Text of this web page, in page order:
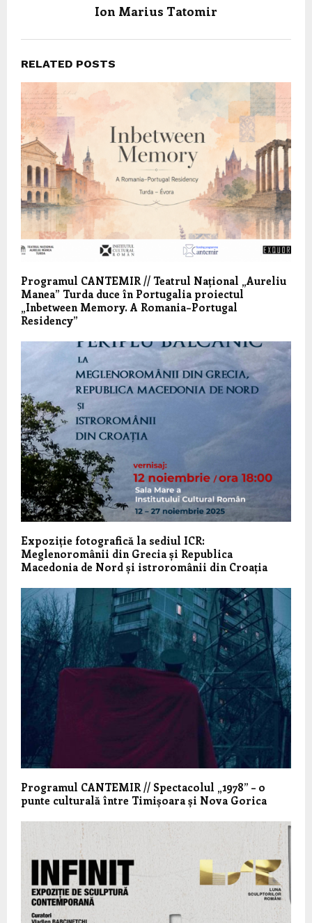
Ion Marius Tatomir
RELATED POSTS
Programul CANTEMIR // Teatrul Național „Aureliu
Manea” Turda duce în Portugalia proiectul
„Inbetween Memory. A Romania–Portugal
Residency”
Expoziție fotografică la sediul ICR:
Meglenoromânii din Grecia și Republica
Macedonia de Nord și istroromânii din Croația
Programul CANTEMIR // Spectacolul „1978” – o
punte culturală între Timișoara și Nova Gorica